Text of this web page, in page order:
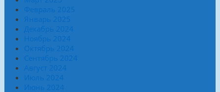
Февраль 2025
Январь 2025
Декабрь 2024
Ноябрь 2024
Октябрь 2024
Сентябрь 2024
Август 2024
Июль 2024
Июнь 2024